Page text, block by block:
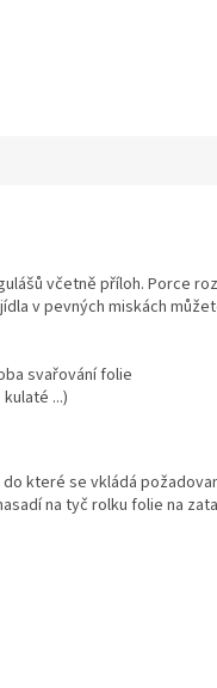
A
včetně příloh. Porce
v pevných miskách
svařování folie
...)
které se vkládá
na tyč rolku folie na